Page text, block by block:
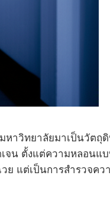
หาวิทยาลัยมาเป็นวัตถุ
จน ตั้งแต่ความหลอนแ
แต่เป็นการสำรวจคว